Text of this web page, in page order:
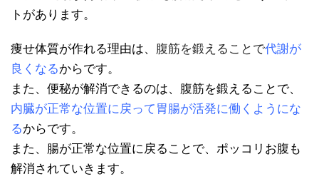
トがあります。
痩せ体質が作れる理由は、 腹筋を鍛えることで代謝が
良くなるからです。
また、便秘が解消できるのは、腹筋を鍛えることで、
内臓が正常な位置に戻って胃腸が活発に働くようにな
るからです。
また、腸が正常な位置に戻ることで、ポッコリお腹も
解消されていきます。